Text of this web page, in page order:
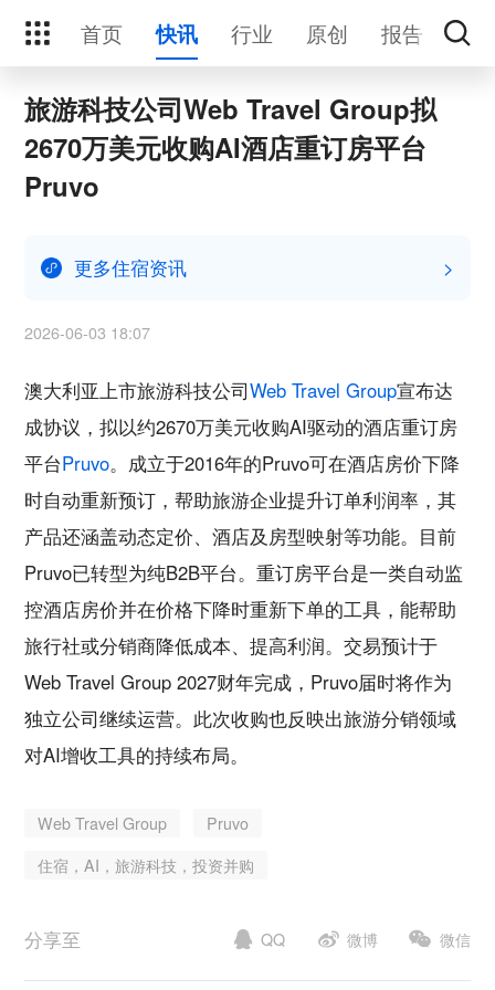
首页 快讯 行业 原创 报告 活
旅游科技公司Web Travel Group拟
2670万美元收购AI酒店重订房平台
Pruvo
更多住宿资讯 >
2026-06-03 18:07
澳大利亚上市旅游科技公司Web Travel Group宣布达
成协议，拟以约2670万美元收购AI驱动的酒店重订房
平台Pruvo。成立于2016年的Pruvo可在酒店房价下降
时自动重新预订，帮助旅游企业提升订单利润率，其
产品还涵盖动态定价、酒店及房型映射等功能。目前
Pruvo已转型为纯B2B平台。重订房平台是一类自动监
控酒店房价并在价格下降时重新下单的工具，能帮助
旅行社或分销商降低成本、提高利润。交易预计于
Web Travel Group 2027财年完成，Pruvo届时将作为
独立公司继续运营。此次收购也反映出旅游分销领域
对AI增收工具的持续布局。
Web Travel Group
Pruvo
住宿，AI，旅游科技，投资并购
分享至 QQ 微博 微信